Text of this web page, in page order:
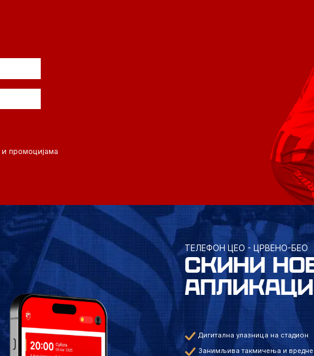
промоцијама
ТЕЛЕФОН ЦЕО - ЦРВЕНО-БЕО
СКИНИ
Дигитална улазница на стадион
Занимљива такмичења и вредне